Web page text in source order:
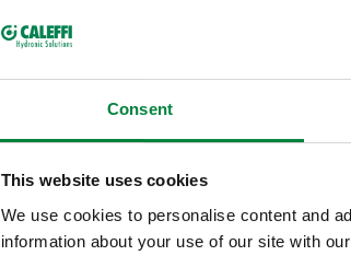
Consent
This website uses cookies
We use cookies to personalise content and
information about your use of our site with